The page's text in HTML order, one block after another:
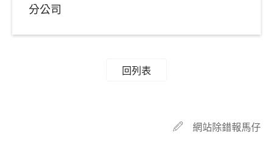
分公司
回列表
網站除錯報馬仔